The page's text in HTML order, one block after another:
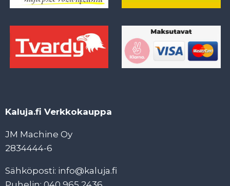
Kaluja.fi Verkkokauppa
JM Machine Oy
2834444-6
Sähköposti: info@kaluja.fi